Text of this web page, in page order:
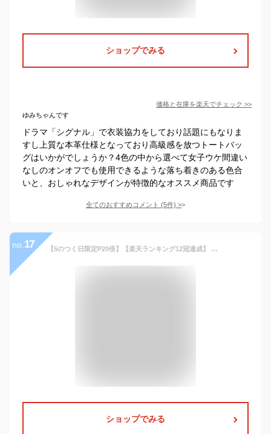
ショップでみる
価格と在庫を楽天でチェック >>
ゆみちゃんです
ドラマ「シグナル」で衣装協力をしており話題にもなりま
すし上質な本革仕様となっており高級感を放つトートバッ
グはいかがでしょうか？4色の中から選べて女子ウケ間違い
なしのオンオフでも使用できるような落ち着きのある色合
いと、おしゃれなデザインが特徴的なオススメ商品です
全てのおすすめコメント (5件) >
no. 17 【5のつく日限定P20倍】【楽天ランキング12冠達成】 ビジネスリュック 3way ビジネスバッグ ビジネス リュック メンズ レディース 大容量 防水 おしゃれ PC 軽量 出張 バックパック 通勤用 機内持ち込み サイズ カバン a4 パソコン メンズリュック 大容量
ショップでみる